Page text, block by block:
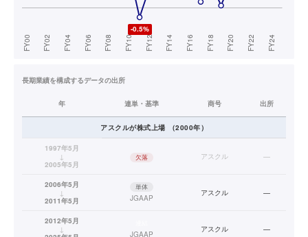
長期業績を構成するデータの出所
年 連単・基準 商号 出所
アスクルが株式上場 （2000年）
1997年5月
↓
2005年5月
欠落 アスクル —
2006年5月
↓
2011年5月
単体
JGAAP
アスクル —
2012年5月
↓
JGAAP
アスクル —